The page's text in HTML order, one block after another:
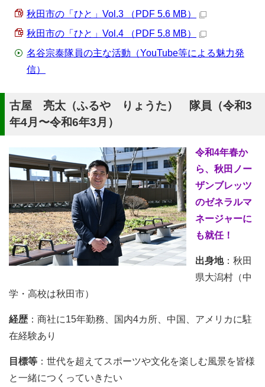
秋田市の「ひと」Vol.3 （PDF 5.6 MB）
秋田市の「ひと」Vol.4 （PDF 5.8 MB）
名谷宗泰隊員の主な活動（YouTube等による魅力発
信）
古屋 亮太（ふるや りょうた） 隊員（令和3
年4月〜令和6年3月）
令和4年春か
ら、秋田ノー
ザンブレッツ
のゼネラルマ
ネージャーに
も就任！
出身地：秋田
県大潟村（中
学・高校は秋田市）
経歴 ：商社に15年勤務、国内4カ所、中国、アメリカに駐
在経験あり
目標等 ：世代を超えてスポーツや文化を楽しむ風景を皆様
と一緒につくっていきたい